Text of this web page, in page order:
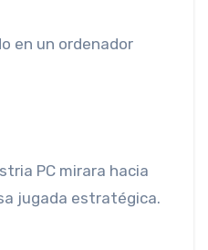
en un ordenador
PC mirara hacia
jugada estratégica.